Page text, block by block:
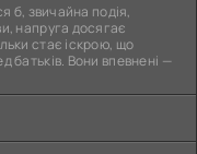
б, звичайна подія,
напруга досягає
стає іскрою, що
батьків. Вони впевнені —